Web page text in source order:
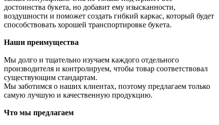
достоинства букета, но добавит ему изысканности,
воздушности и поможет создать гибкий каркас, который будет
способствовать хорошей транспортировке букета.
Наши преимущества
Мы долго и тщательно изучаем каждого отдельного
производителя и контролируем, чтобы товар соответствовал
существующим стандартам.
Мы заботимся о наших клиентах, поэтому предлагаем только
самую лучшую и качественную продукцию.
Что мы предлагаем